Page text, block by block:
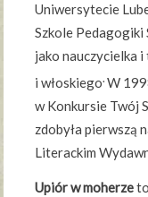
Uniwersytecie
Szkole Pedagogiki
jako nauczycielka
i włoskiego.W
w Konkursie Twój
zdobyła pierwszą
Literackim
Upiór w moherze